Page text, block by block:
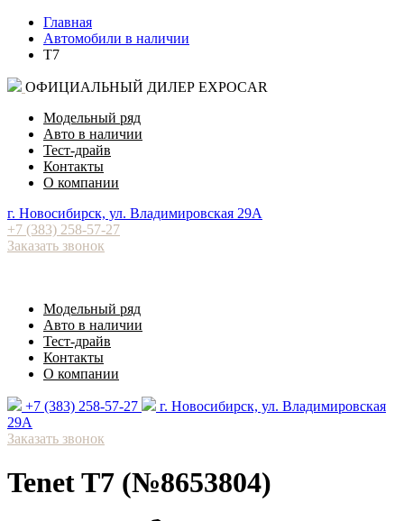
Главная
Автомобили в наличии
T7
ОФИЦИАЛЬНЫЙ ДИЛЕР EXPOCAR
Модельный ряд
Авто в наличии
Тест-драйв
Контакты
О компании
⁠г. Новосибирск, ул. Владимировская 29А
+7 (383) 258-57-27
Заказать звонок
Модельный ряд
Авто в наличии
Тест-драйв
Контакты
О компании
+7 (383) 258-57-27
⁠г. Новосибирск, ул. Владимировская
29А
Заказать звонок
Tenet T7 (№8653804)